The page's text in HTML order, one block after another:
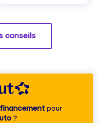
conseils
pour
?